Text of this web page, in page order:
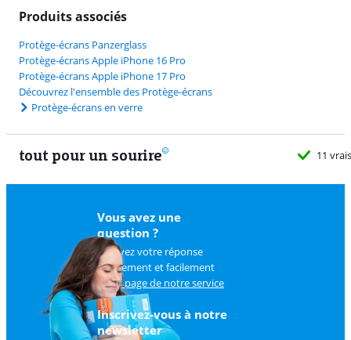
Produits associés
Protège-écrans Panzerglass
Protège-écrans Apple iPhone 16 Pro
Protège-écrans Apple iPhone 17 Pro
Découvrez l'ensemble des Protège-écrans
Protège-écrans en verre
tout pour un sourire 11
Vous avez une
question ?
Trouvez votre réponse
rapidement et facilement
surla page de notre service
client.
Inscrivez-vous à notre
newsletter